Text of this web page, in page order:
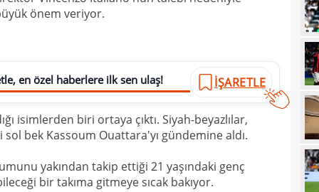
önem veriyor.
en özel haberlere ilk sen ulaş! İŞARETLE
isimlerden biri ortaya çıktı. Siyah-beyazlılar,
sol bek Kassoum Ouattara'yı gündemine aldı.
yakından takip ettiği 21 yaşındaki genç
bir takıma gitmeye sıcak bakıyor.